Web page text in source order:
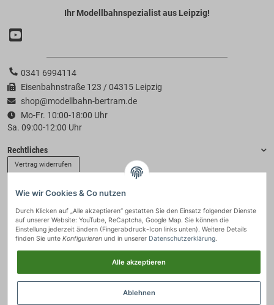
Ihr Modellbahnspezialist aus Leipzig!
0341 6994114
Eisenbahnstraße 123 / 04315 Leipzig
shop@modellbahn-bertram.de
Mo-Fr. 10:00-18:00 Uhr
Sa. 09:00-12:00 Uhr
Rechtliches
Vertrag widerrufen
Zahlung & Versand
Wie wir Cookies & Co nutzen
Durch Klicken auf „Alle akzeptieren“ gestatten Sie den Einsatz folgender Dienste
auf unserer Website: YouTube, ReCaptcha, Google Map. Sie können die
Einstellung jederzeit ändern (Fingerabdruck-Icon links unten). Weitere Details
finden Sie unte Konfigurieren und in unserer Datenschutzerklärung.
Alle akzeptieren
Ablehnen